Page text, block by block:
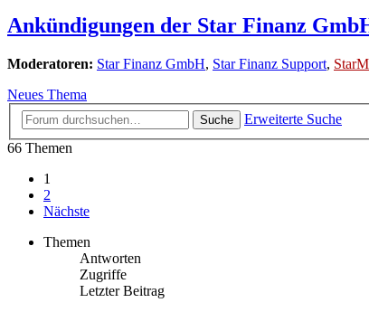
Ankündigungen der Star Finanz
Moderatoren: Star Finanz GmbH, Star Finanz Support,
Neues Thema
Suche
Erweiterte Suche
66 Themen
1
2
Nächste
Themen
Antworten
Zugriffe
Letzter Beitrag